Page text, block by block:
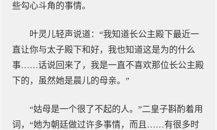
些勾心斗角的事情。
叶灵儿轻声说道：“我知道长公主殿下最近一
直让你与太子殿下和好，我也知道这是为的什么
事……话说回来了，我是一直不喜欢那位长公主殿
下的，虽然她是晨儿的母亲。”
“姑母是一个很了不起的人。”二皇子斟酌着用
词，“她为朝廷做过许多事情，而且……有很多时